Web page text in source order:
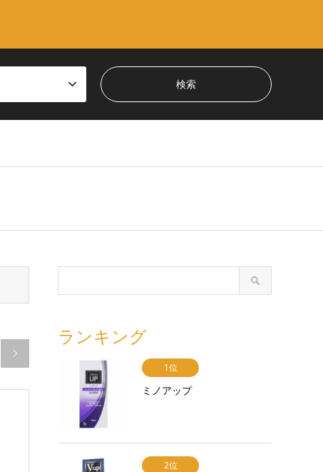

ランキング
1位
ミノアップ
2位